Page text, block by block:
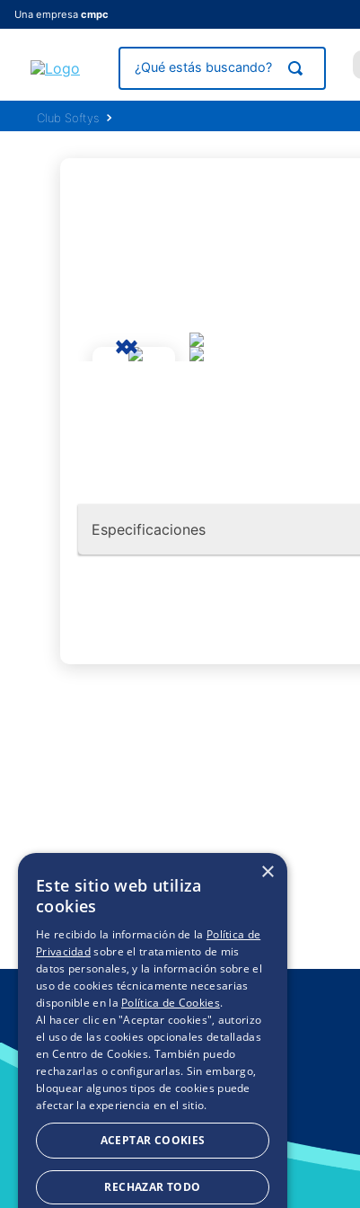
Una empresa cmpc
Especificaciones
×
Este sitio web utiliza
cookies
He recibido la información de la Política de
Privacidadsobre el tratamiento de mis
datos personales, y la información sobre el
uso de cookies técnicamente necesarias
disponible en la Política de Cookies.
Al hacer clic en "Aceptar cookies", autorizo
el uso de las cookies opcionales detalladas
en Centro de Cookies. También puedo
rechazarlas o configurarlas. Sin embargo,
bloquear algunos tipos de cookies puede
afectar la experiencia en el sitio.
ACEPTAR COOKIES
RECHAZAR TODO